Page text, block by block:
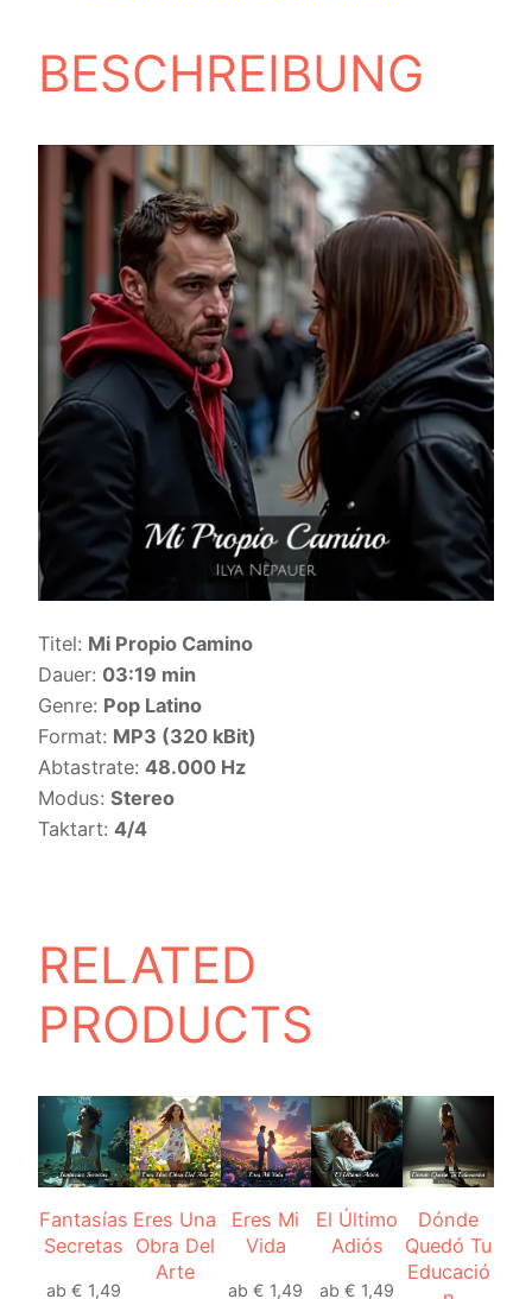
BESCHREIBUNG
Titel: Mi Propio Camino
Dauer: 03:19 min
Genre: Pop Latino
Format: MP3 (320 kBit)
Abtastrate: 48.000 Hz
Modus: Stereo
Taktart: 4/4
RELATED
PRODUCTS
Fantasías
Secretas
ab € 1,49
Eres Una
Obra Del
Arte
Eres Mi
Vida
ab€ 1,49
El Último
Adiós
ab€ 1,49
Dónde
Quedó Tu
Educació